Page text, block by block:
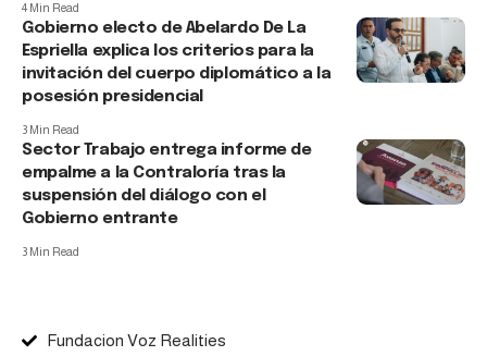
4 Min Read
Gobierno electo de Abelardo De La
Espriella explica los criterios para la
invitación del cuerpo diplomático a la
posesión presidencial
3 Min Read
Sector Trabajo entrega informe de
empalme a la Contraloría tras la
suspensión del diálogo con el
Gobierno entrante
3 Min Read
Fundacion Voz Realities